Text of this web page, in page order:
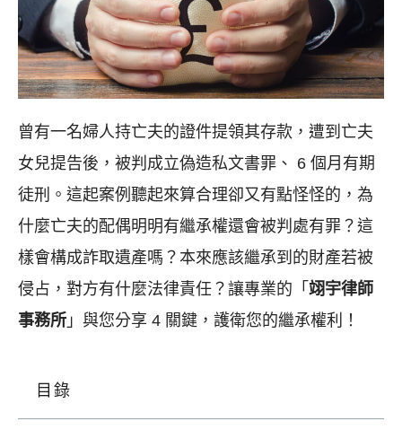
曾有一名婦人持亡夫的證件提領其存款，遭到亡夫
女兒提告後，被判成立偽造私文書罪、 6 個月有期
徒刑。這起案例聽起來算合理卻又有點怪怪的，為
什麼亡夫的配偶明明有繼承權還會被判處有罪？這
樣會構成詐取遺產嗎？本來應該繼承到的財產若被
侵占，對方有什麼法律責任？讓專業的「 翊宇律師
事務所 」與您分享 4 關鍵，護衛您的繼承權利！
目錄